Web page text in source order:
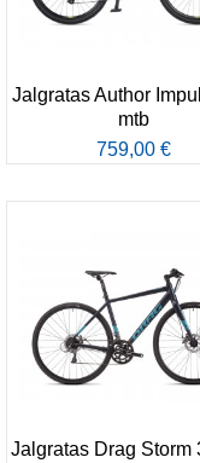
Jalgratas Author
mtb
759,00 €
Jalgratas Drag Storm